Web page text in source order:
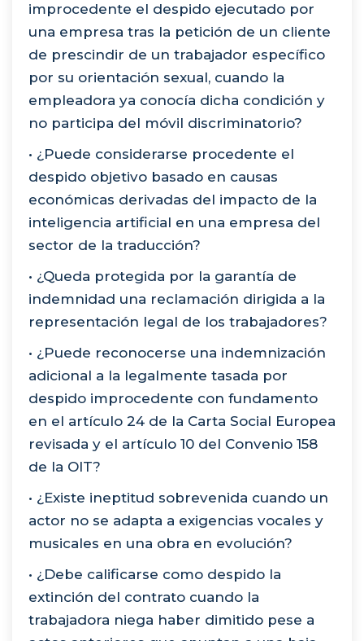
improcedente el despido ejecutado por
una empresa tras la petición de un cliente
de prescindir de un trabajador específico
por su orientación sexual, cuando la
empleadora ya conocía dicha condición y
no participa del móvil discriminatorio?
• ¿Puede considerarse procedente el
despido objetivo basado en causas
económicas derivadas del impacto de la
inteligencia artificial en una empresa del
sector de la traducción?
• ¿Queda protegida por la garantía de
indemnidad una reclamación dirigida a la
representación legal de los trabajadores?
• ¿Puede reconocerse una indemnización
adicional a la legalmente tasada por
despido improcedente con fundamento
en el artículo 24 de la Carta Social Europea
revisada y el artículo 10 del Convenio 158
de la OIT?
• ¿Existe ineptitud sobrevenida cuando un
actor no se adapta a exigencias vocales y
musicales en una obra en evolución?
• ¿Debe calificarse como despido la
extinción del contrato cuando la
trabajadora niega haber dimitido pese a